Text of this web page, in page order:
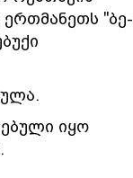
ერთმანეთს "ბე-
იყო